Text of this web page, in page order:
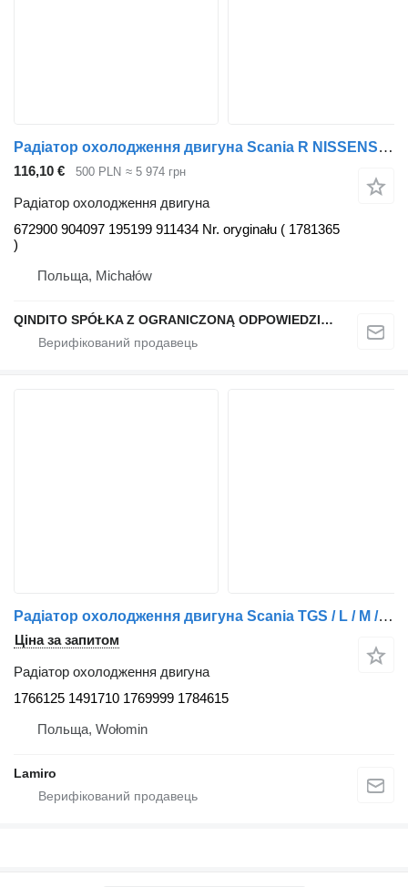
Радіатор охолодження двигуна Scania R NISSENS 672900 до тягача Scania R
116,10 € 500 PLN ≈ 5 974 грн
Радіатор охолодження двигуна
672900 904097 195199 911434 Nr. oryginału ( 1781365
)
Польща, Michałów
QINDITO SPÓŁKA Z OGRANICZONĄ ODPOWIEDZIALNOŚCIĄ
Радіатор охолодження двигуна Scania TGS / L / M / TGX XL EURO6 PILLAR COVER RH 1766125 до вантажівки MAN (2017-2021)
Ціна за запитом
Радіатор охолодження двигуна
1766125 1491710 1769999 1784615
Польща, Wołomin
Lamiro